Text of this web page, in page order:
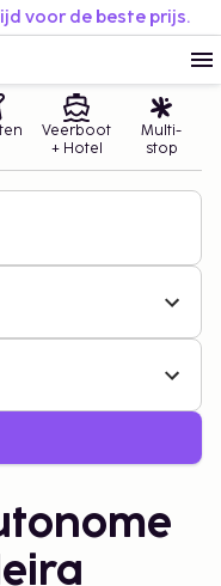
voor de beste prijs.
Veerboot
+ Hotel
Multi-
stop